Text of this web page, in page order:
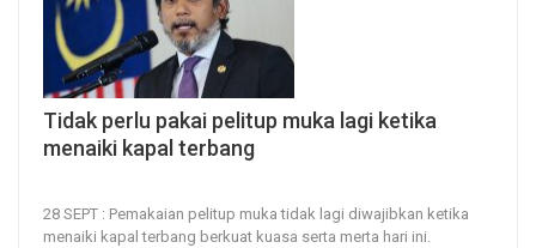
Tidak perlu pakai pelitup muka lagi ketika
menaiki kapal terbang
28 SEPT : Pemakaian pelitup muka tidak lagi diwajibkan ketika
menaiki kapal terbang berkuat kuasa serta merta hari ini.